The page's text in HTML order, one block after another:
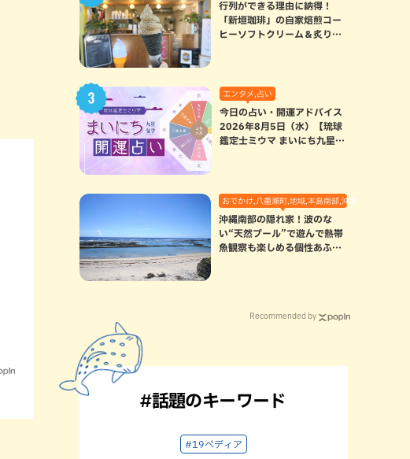
行列ができる理由に納得！
「新垣珈琲」の自家焙煎コー
ヒーソフトクリーム＆炙りマ
エンタメ,占い
今日の占い・開運アドバイス
2026年8月5日（水）【琉球
鑑定士ミウマ まいにち九星気
おでかけ,八重瀬町,地域,本島南部,沖縄の海,自然
沖縄南部の隠れ家！波のな
い“天然プール”で遊んで熱帯
魚観察も楽しめる個性あふれ
Recommended by
#話題のキーワード
#19ペディア